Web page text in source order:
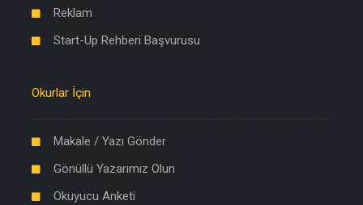
Reklam
Start-Up Rehberi Başvurusu
Okurlar İçin
Makale / Yazı Gönder
Gönüllü Yazarımız Olun
Okuyucu Anketi